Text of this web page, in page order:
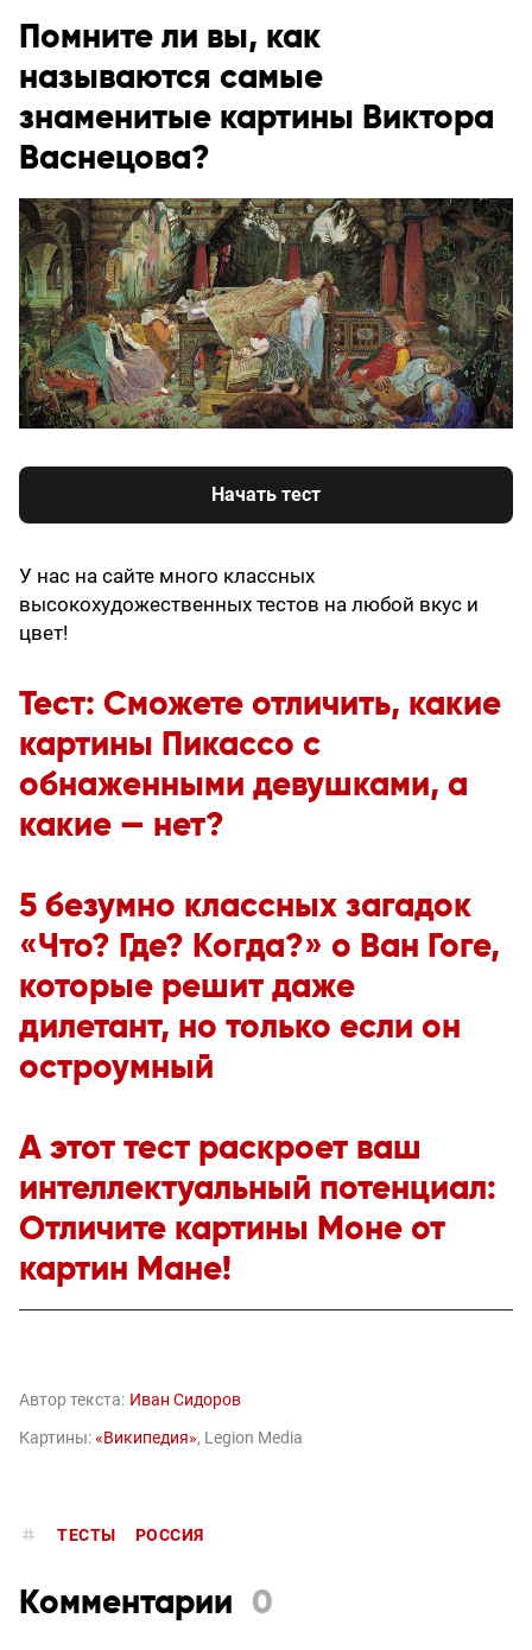
Помните ли вы, как
называются самые
знаменитые картины Виктора
Васнецова?
Начать тест
У нас на сайте много классных
высокохудожественных тестов на любой вкус и
цвет!
Тест: Сможете отличить, какие
картины Пикассо с
обнаженными девушками, а
какие — нет?
5 безумно классных загадок
«Что? Где? Когда?» о Ван Гоге,
которые решит даже
дилетант, но только если он
остроумный
А этот тест раскроет ваш
интеллектуальный потенциал:
Отличите картины Моне от
картин Мане!
Автор текста: Иван Сидоров
Картины:«Википедия», Legion Media
ТЕСТЫ РОССИЯ
Комментарии 0